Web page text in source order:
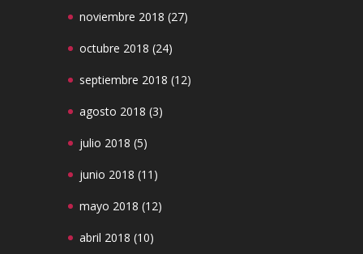
noviembre 2018 (27)
octubre 2018 (24)
septiembre 2018 (12)
agosto 2018 (3)
julio 2018 (5)
junio 2018 (11)
mayo 2018 (12)
abril 2018 (10)